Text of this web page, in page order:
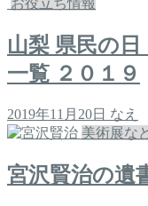
山梨 県民の
一覧 ２０１９
2019年11月20日 なえ
美術展な
宮沢賢治の遺